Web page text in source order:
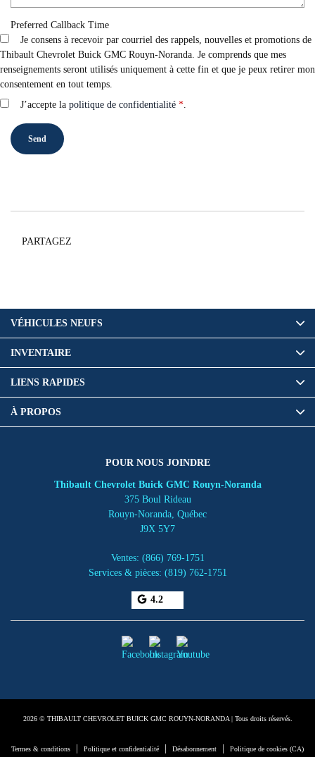
Preferred Callback Time
Je consens à recevoir par courriel des rappels, nouvelles et promotions de
Thibault Chevrolet Buick GMC Rouyn-Noranda. Je comprends que mes
renseignements seront utilisés uniquement à cette fin et que je peux retirer mon
consentement en tout temps.
J’accepte la politique de confidentialité *
PARTAGEZ
POUR NOUS JOINDRE
Thibault Chevrolet Buick GMC Rouyn-Noranda
375 Boul Rideau
Rouyn-Noranda Québec
J9X 5Y7
Ventes: (866) 769-1751
Services & pièces: (819) 762-1751
4.2
VÉHICULES NEUFS
INVENTAIRE
LIENS RAPIDES
À PROPOS
2026 © THIBAULT CHEVROLET BUICK GMC ROUYN-NORANDA| Tous droits réservés.
Termes & conditions Politique et confidentialité Désabonnement Politique de cookies (CA)